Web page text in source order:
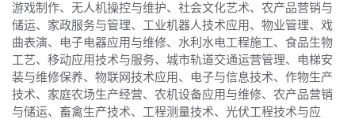
游戏制作、无人机操控与维护、社会文化艺术、农产品营销与
储运、家政服务与管理、工业机器人技术应用、物业管理、戏
曲表演、电子电器应用与维修、水利水电工程施工、食品生物
工艺、移动应用技术与服务、城市轨道交通运营管理、电梯安
装与维修保养、物联网技术应用、电子与信息技术、作物生产
技术、家庭农场生产经营、农机设备应用与维修、农产品营销
与储运、畜禽生产技术、工程测量技术、光伏工程技术与应